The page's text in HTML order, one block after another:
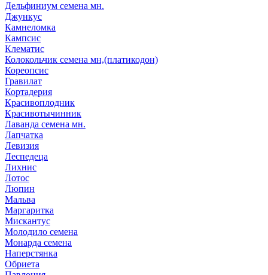
Дельфиниум семена мн.
Джункус
Камнеломка
Кампсис
Клематис
Колокольчик семена мн,(платикодон)
Кореопсис
Гравилат
Кортадерия
Красивоплодник
Красивотычинник
Лаванда семена мн.
Лапчатка
Левизия
Леспедеца
Лихнис
Лотос
Люпин
Мальва
Маргаритка
Мискантус
Молодило семена
Монарда семена
Наперстянка
Обриета